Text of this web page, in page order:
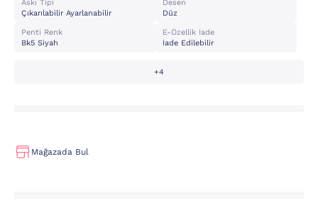
Askı Tipi
Çıkarılabilir Ayarlanabilir
Desen
Düz
Penti Renk
Bk5 Si̇yah
E-Özellik İade
İade Edilebilir
+4
Mağazada Bul